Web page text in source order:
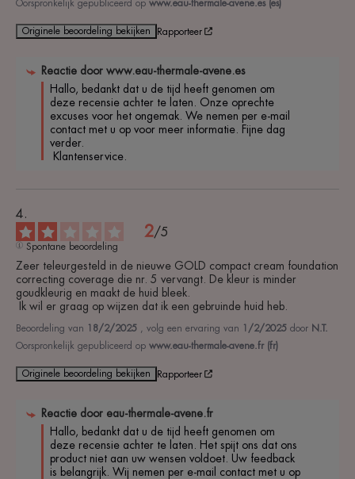
Oorspronkelijk gepubliceerd op www.eau-thermale-avene.es (es)
Originele beoordeling bekijken Rapporteer
Reactie door www.eau-thermale-avene.es
Hallo, bedankt dat u de tijd heeft genomen om
deze recensie achter te laten. Onze oprechte
excuses voor het ongemak. We nemen per e-mail
contact met u op voor meer informatie. Fijne dag
verder.
Klantenservice.
2/5
Spontane beoordeling
Zeer teleurgesteld in de nieuwe GOLD compact cream foundation
correcting coverage die nr. 5 vervangt. De kleur is minder
goudkleurig en maakt de huid bleek.
Ik wil er graag op wijzen dat ik een gebruinde huid heb.
Beoordeling van 18/2/2025 , volg een ervaring van 1/2/2025 door N.T.
Oorspronkelijk gepubliceerd op www.eau-thermale-avene.fr (fr)
Originele beoordeling bekijken Rapporteer
Reactie door eau-thermale-avene.fr
Hallo, bedankt dat u de tijd heeft genomen om
deze recensie achter te laten. Het spijt ons dat ons
product niet aan uw wensen voldoet. Uw feedback
is belangrijk. Wij nemen per e-mail contact met u op